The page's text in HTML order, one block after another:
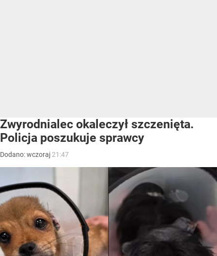
Zwyrodnialec okaleczył szczenięta.
Policja poszukuje sprawcy
Dodano:wczoraj 21:47